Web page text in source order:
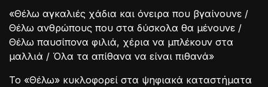
«Θέλω αγκαλιές χάδια και όνειρα που βγαίνουνε /
Θέλω ανθρώπους που στα δύσκολα θα μένουνε /
Θέλω παυσίπονα φιλιά, χέρια να μπλέκουν στα
μαλλιά / Όλα τα απίθανα να είναι πιθανά»
Το «Θέλω» κυκλοφορεί στα ψηφιακά καταστήματα